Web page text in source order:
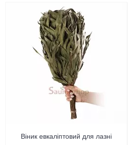
Віник евкаліптовий для лазні